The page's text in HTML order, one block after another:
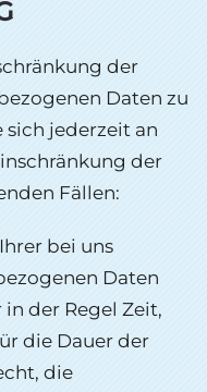
der
Daten zu
sich jederzeit an
der
Fällen:
bei uns
Daten
der Regel Zeit,
die Dauer der
die